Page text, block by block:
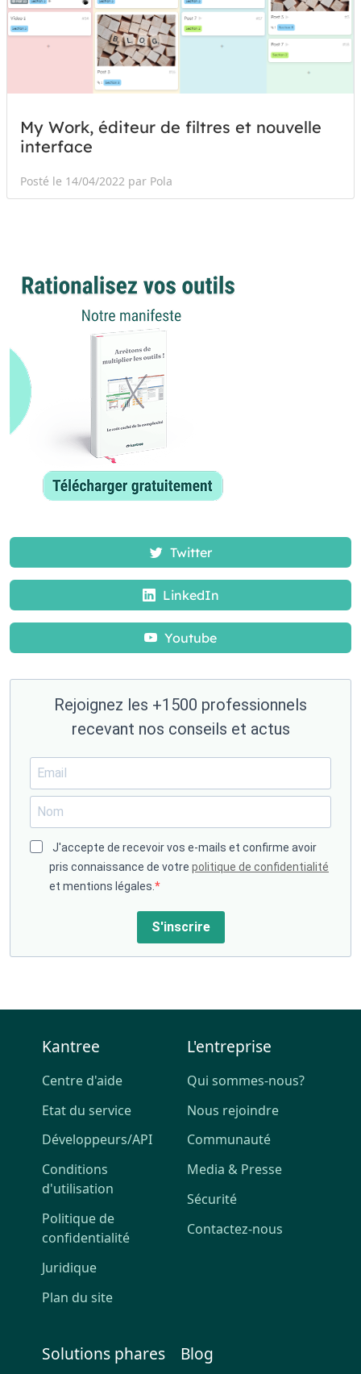
My Work, éditeur de filtres et nouvelle
interface
Posté le 14/04/2022 par Pola
Twitter
LinkedIn
Youtube
Rejoignez les +1500 professionnels
recevant nos conseils et actus
J'accepte de recevoir vos e-mails et confirme avoir
pris connaissance de votre politique de confidentialité
et mentions légales.
S'inscrire
Kantree
Centre d'aide
Etat du service
Développeurs/API
Conditions
d'utilisation
Politique de
confidentialité
Juridique
Plan du site
L'entreprise
Qui sommes-nous?
Nous rejoindre
Communauté
Media & Presse
Sécurité
Contactez-nous
Solutions phares Blog